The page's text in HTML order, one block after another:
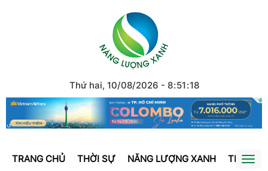
Thứ hai, 10/08/2026 - 8:51:18
TRANG CHỦ THỜI SỰ NĂNG LƯỢNG XANH TRÁI